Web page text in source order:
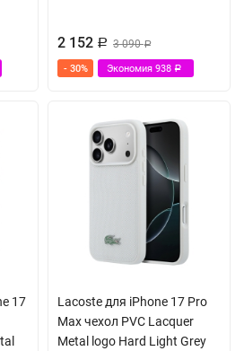
2 152 Р 3 090Р
- 30% Экономия 938 Р
17
Lacoste для iPhone 17 Pro
Max чехол PVC Lacquer
Metal logo Hard Light Grey